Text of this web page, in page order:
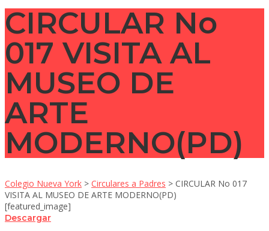
CIRCULAR No
017 VISITA AL
MUSEO DE
ARTE
MODERNO(PD)
Colegio Nueva York > Circulares a Padres > CIRCULAR No 017
VISITA AL MUSEO DE ARTE MODERNO(PD)
[featured_image]
Descargar